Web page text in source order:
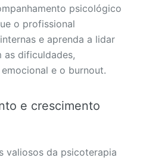
psicológico
o profissional
e aprenda a lidar
as dificuldades,
e o burnout.
e crescimento
valiosos da psicoterapia